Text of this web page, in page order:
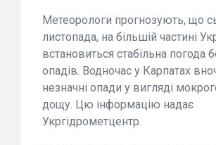
Метеорологи прогнозують, що
листопада, на більшій частині
встановиться стабільна погода
опадів. Водночас у Карпатах
незначні опади у вигляді
дощу. Цю інформацію надає
Укргідрометцентр.